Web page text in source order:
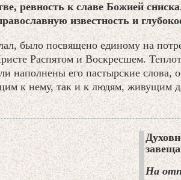
ревность к славе Божией
известность и
было посвящено единому на
Распятом и Воскресшем.
наполнены его пастырские слова,
к нему, так и к людям, живущим
На